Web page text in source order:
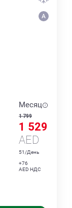
Месяц
1 799
1 529
AED
51/День
+76
AED НДС